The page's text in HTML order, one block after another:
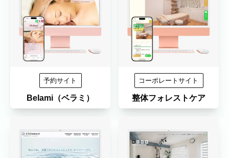
予約サイト
Belami（ベラミ）
コーポレートサイト
整体フォレストケア